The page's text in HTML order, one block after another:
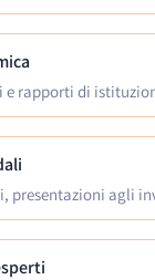
e rapporti di
presentazioni agli